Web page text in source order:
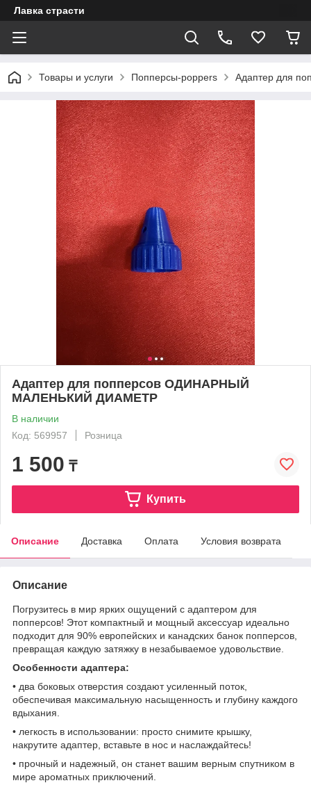
Лавка страсти
Товары и услуги Попперсы-poppers Адаптер для
Адаптер для попперсов ОДИНАРНЫЙ
МАЛЕНЬКИЙ ДИАМЕТР
В наличии
Код: 569957
Розница
1 500 ₸
Купить
Описание Доставка Оплата Условия возврата
Описание
Погрузитесь в мир ярких ощущений с адаптером для
попперсов! Этот компактный и мощный аксессуар идеально
подходит для 90% европейских и канадских банок попперсов,
превращая каждую затяжку в незабываемое удовольствие.
Особенности адаптера:
• два боковых отверстия создают усиленный поток,
обеспечивая максимальную насыщенность и глубину каждого
вдыхания.
• легкость в использовании: просто снимите крышку,
накрутите адаптер, вставьте в нос и наслаждайтесь!
• прочный и надежный, он станет вашим верным спутником в
мире ароматных приключений.